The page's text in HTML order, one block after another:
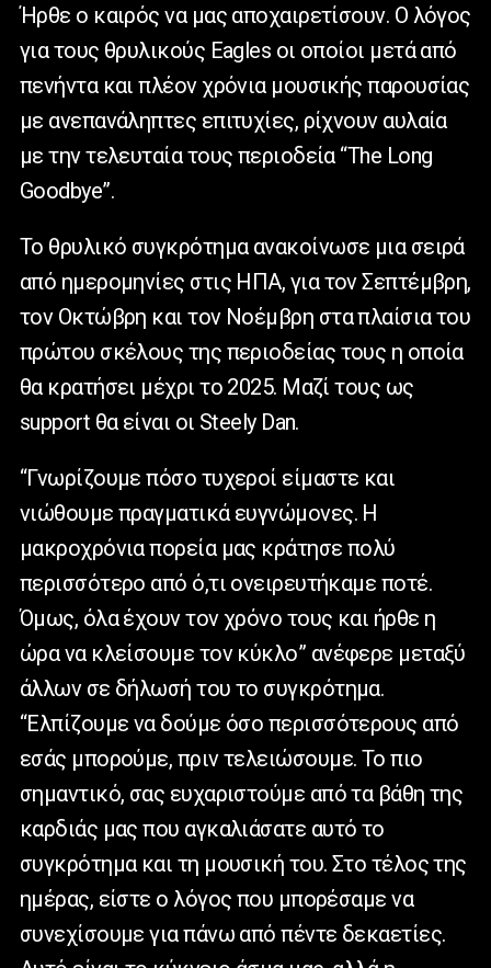
Ήρθε ο καιρός να μας αποχαιρετίσουν. Ο λόγος
για τους θρυλικούς Eagles οι οποίοι μετά από
πενήντα και πλέον χρόνια μουσικής παρουσίας
με ανεπανάληπτες επιτυχίες, ρίχνουν αυλαία
με την τελευταία τους περιοδεία “The Long
Goodbye”.
Το θρυλικό συγκρότημα ανακοίνωσε μια σειρά
από ημερομηνίες στις ΗΠΑ, για τον Σεπτέμβρη,
τον Οκτώβρη και τον Νοέμβρη στα πλαίσια του
πρώτου σκέλους της περιοδείας τους η οποία
θα κρατήσει μέχρι το 2025. Μαζί τους ως
support θα είναι οι Steely Dan.
“Γνωρίζουμε πόσο τυχεροί είμαστε και
νιώθουμε πραγματικά ευγνώμονες. Η
μακροχρόνια πορεία μας κράτησε πολύ
περισσότερο από ό,τι ονειρευτήκαμε ποτέ.
Όμως, όλα έχουν τον χρόνο τους και ήρθε η
ώρα να κλείσουμε τον κύκλο” ανέφερε μεταξύ
άλλων σε δήλωσή του το συγκρότημα.
“Ελπίζουμε να δούμε όσο περισσότερους από
εσάς μπορούμε, πριν τελειώσουμε. Το πιο
σημαντικό, σας ευχαριστούμε από τα βάθη της
καρδιάς μας που αγκαλιάσατε αυτό το
συγκρότημα και τη μουσική του. Στο τέλος της
ημέρας, είστε ο λόγος που μπορέσαμε να
συνεχίσουμε για πάνω από πέντε δεκαετίες.